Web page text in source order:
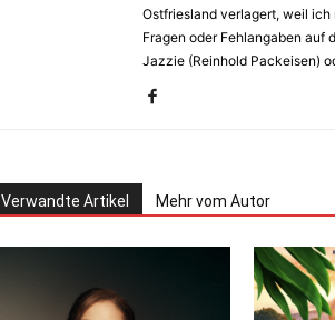
Ostfriesland verlagert, weil ich
Fragen oder Fehlangaben auf
Jazzie (Reinhold Packeisen)
Verwandte Artikel Mehr vom Autor